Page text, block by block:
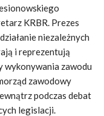
KRBR. Prezes
niezależnych
i reprezentują
wykonywania zawodu
zawodowy
podczas debat
legislacji.